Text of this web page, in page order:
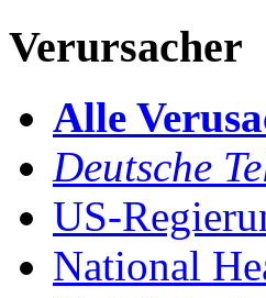
Verursacher
Alle
Deutsche
US-
National